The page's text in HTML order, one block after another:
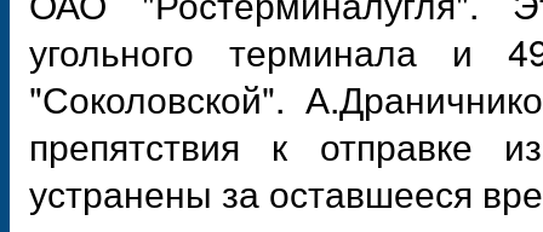
угольного терминала и
"Соколовской".
препятствия к отправке
устранены за оставшееся